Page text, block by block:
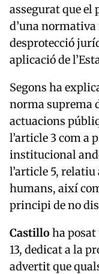
assegurat que el
d’una normativa
desprotecció
aplicació de
Segons ha
norma suprema
actuacions
l’article 3 com a
institucional
l’article 5, relatiu
humans, així
principi de no
Castilloha posat
13, dedicat a la
advertit que